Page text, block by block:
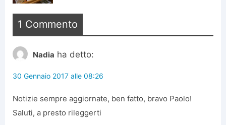
1 Commento
Nadia ha detto:
30 Gennaio 2017 alle 08:26
Notizie sempre aggiornate, ben fatto, bravo Paolo!
Saluti, a presto rileggerti